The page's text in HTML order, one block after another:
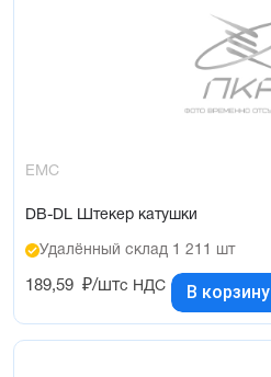
EMC
DB-DL Штекер катушки
Удалённый склад 1 211 шт
189,59 ₽/штс НДС В корзину